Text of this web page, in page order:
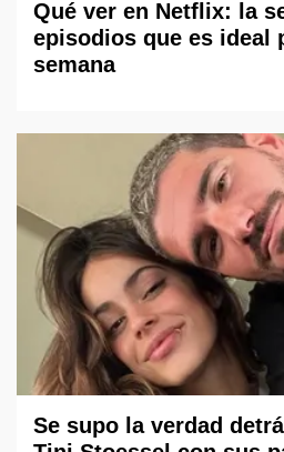
Qué ver en Netflix: la
episodios que es ideal
semana
Se supo la verdad